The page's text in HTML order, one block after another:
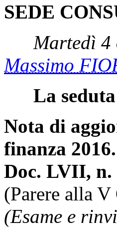
SEDE
Martedì 4
Massimo
La
Nota di
finanza 2016.
Doc. LVII,
(Parere alla
(Esame e